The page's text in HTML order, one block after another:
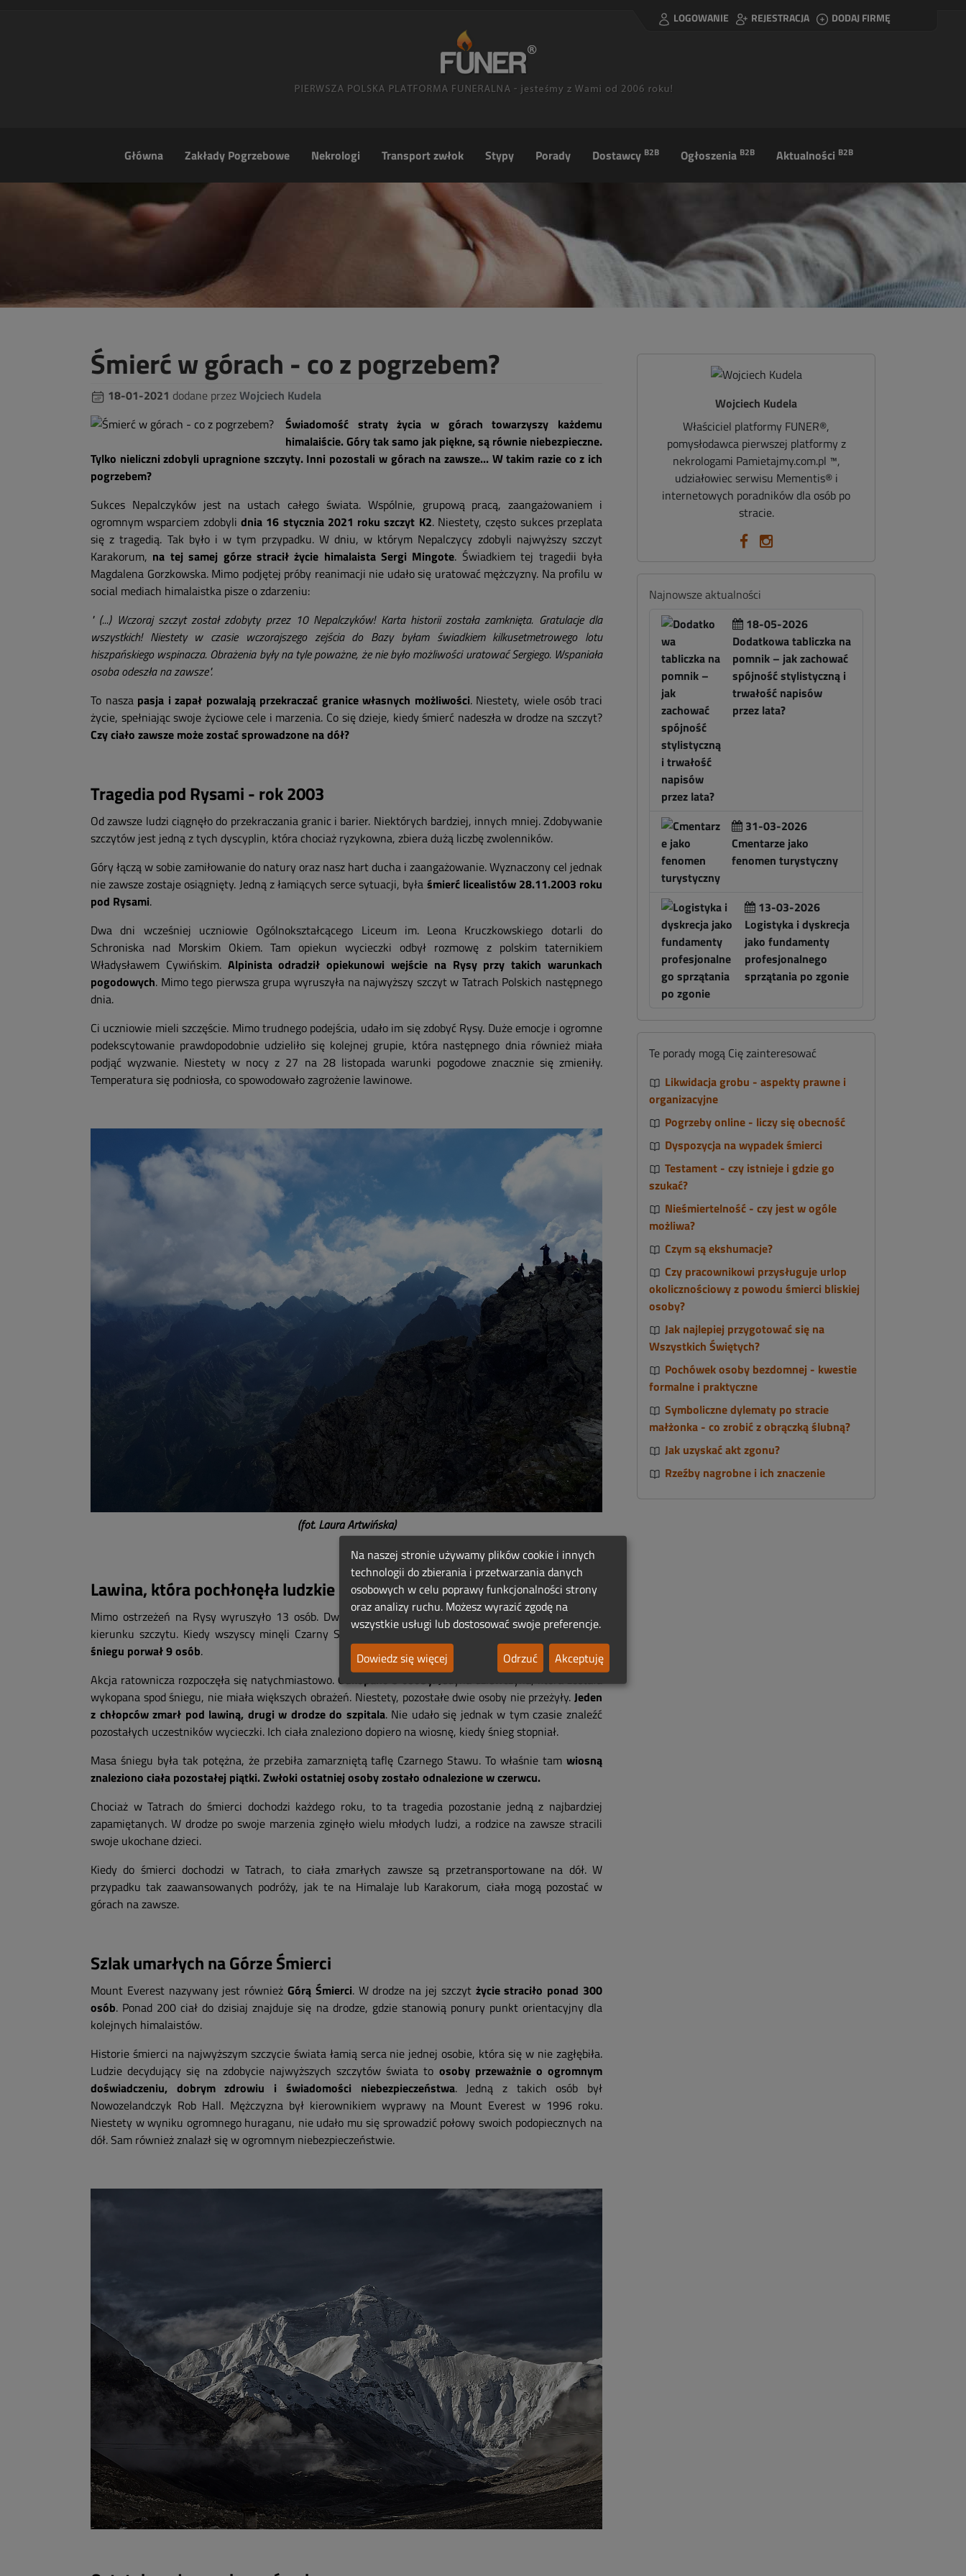
LOGOWANIE REJESTRACJA DODAJ FIRMĘ
Główna Zakłady Pogrzebowe Nekrologi Transport zwłok Stypy Porady Dostawcy B2B Ogłoszenia B2B Aktualności B2B
Śmierć w górach - co z pogrzebem?
18-01-2021 dodane przezWojciech Kudela
Świadomość straty życia w górach towarzyszy każdemu
himalaiście. Góry tak samo jak piękne, są równie niebezpieczne.
Tylko nieliczni zdobyli upragnione szczyty. Inni pozostali w górach na zawsze... W takim razie co z ich
pogrzebem?
Sukces Nepalczyków jest na ustach całego świata. Wspólnie, grupową pracą, zaangażowaniem i
ogromnym wsparciem zdobyli dnia 16 stycznia 2021 roku szczyt K2. Niestety, często sukces przeplata
się z tragedią. Tak było i w tym przypadku. W dniu, w którym Nepalczycy zdobyli najwyższy szczyt
Karakorum, na tej samej górze stracił życie himalaista Sergi Mingote. Świadkiem tej tragedii była
Magdalena Gorzkowska. Mimo podjętej próby reanimacji nie udało się uratować mężczyzny. Na profilu w
social mediach himalaistka pisze o zdarzeniu:
" (...) Wczoraj szczyt został zdobyty przez 10 Nepalczyków! Karta historii została zamknięta. Gratulacje dla
wszystkich! Niestety w czasie wczorajszego zejścia do Bazy byłam świadkiem kilkusetmetrowego lotu
hiszpańskiego wspinacza. Obrażenia były na tyle poważne, że nie było możliwości uratować Sergiego. Wspaniała
osoba odeszła na zawsze".
To nasza pasja i zapał pozwalają przekraczać granice własnych możliwości. Niestety, wiele osób traci
życie, spełniając swoje życiowe cele i marzenia. Co się dzieje, kiedy śmierć nadeszła w drodze na szczyt?
Czy ciało zawsze może zostać sprowadzone na dół?
Tragedia pod Rysami - rok 2003
Od zawsze ludzi ciągnęło do przekraczania granic i barier. Niektórych bardziej, innych mniej. Zdobywanie
szczytów jest jedną z tych dyscyplin, która chociaż ryzykowna, zbiera dużą liczbę zwolenników.
Góry łączą w sobie zamiłowanie do natury oraz nasz hart ducha i zaangażowanie. Wyznaczony cel jednak
nie zawsze zostaje osiągnięty. Jedną z łamiących serce sytuacji, była śmierć licealistów 28.11.2003 roku
pod Rysami.
Dwa dni wcześniej uczniowie Ogólnokształcącego Liceum im. Leona Kruczkowskiego dotarli do
Schroniska nad Morskim Okiem. Tam opiekun wycieczki odbył rozmowę z polskim taternikiem
Władysławem Cywińskim. Alpinista odradził opiekunowi wejście na Rysy przy takich warunkach
pogodowych. Mimo tego pierwsza grupa wyruszyła na najwyższy szczyt w Tatrach Polskich następnego
dnia.
Ci uczniowie mieli szczęście. Mimo trudnego podejścia, udało im się zdobyć Rysy. Duże emocje i ogromne
podekscytowanie prawdopodobnie udzieliło się kolejnej grupie, która następnego dnia również miała
podjąć wyzwanie. Niestety w nocy z 27 na 28 listopada warunki pogodowe znacznie się zmieniły.
Temperatura się podniosła, co spowodowało zagrożenie lawinowe.
(fot. Laura Artwińska)
Lawina, która pochłonęła ludzkie istnienia
Mimo ostrzeżeń na Rysy wyruszyło 13 osób. Dwanaście nastolatków i jeden nauczyciel zmierzało w
kierunku szczytu. Kiedy wszyscy minęli Czarny Staw, ze zboczy wyłoniła się potężna lawina.Ogrom
śniegu porwał 9 osób.
Akcja ratownicza rozpoczęła się natychmiastowo. Odkopano 3 osoby. Jedyna dziewczyna, która została
wykopana spod śniegu, nie miała większych obrażeń. Niestety, pozostałe dwie osoby nie przeżyły. Jeden
z chłopców zmarł pod lawiną, drugi w drodze do szpitala. Nie udało się jednak w tym czasie znaleźć
pozostałych uczestników wycieczki. Ich ciała znaleziono dopiero na wiosnę, kiedy śnieg stopniał.
Masa śniegu była tak potężna, że przebiła zamarzniętą taflę Czarnego Stawu. To właśnie tam wiosną
znaleziono ciała pozostałej piątki. Zwłoki ostatniej osoby zostało odnalezione w czerwcu.
Chociaż w Tatrach do śmierci dochodzi każdego roku, to ta tragedia pozostanie jedną z najbardziej
zapamiętanych. W drodze po swoje marzenia zginęło wielu młodych ludzi, a rodzice na zawsze stracili
swoje ukochane dzieci.
Kiedy do śmierci dochodzi w Tatrach, to ciała zmarłych zawsze są przetransportowane na dół. W
przypadku tak zaawansowanych podróży, jak te na Himalaje lub Karakorum, ciała mogą pozostać w
górach na zawsze.
Szlak umarłych na Górze Śmierci
Mount Everest nazywany jest również Górą Śmierci. W drodze na jej szczyt życie straciło ponad 300
osób. Ponad 200 ciał do dzisiaj znajduje się na drodze, gdzie stanowią ponury punkt orientacyjny dla
kolejnych himalaistów.
Historie śmierci na najwyższym szczycie świata łamią serca nie jednej osobie, która się w nie zagłębiła.
Ludzie decydujący się na zdobycie najwyższych szczytów świata to osoby przeważnie o ogromnym
doświadczeniu, dobrym zdrowiu i świadomości niebezpieczeństwa. Jedną z takich osób był
Nowozelandczyk Rob Hall. Mężczyzna był kierownikiem wyprawy na Mount Everest w 1996 roku.
Niestety w wyniku ogromnego huraganu, nie udało mu się sprowadzić połowy swoich podopiecznych na
dół. Sam również znalazł się w ogromnym niebezpieczeństwie.
Wojciech Kudela
Właściciel platformy FUNER®,
pomysłodawca pierwszej platformy z
nekrologami Pamietajmy.com.pl ™,
udziałowiec serwisu Mementis® i
internetowych poradników dla osób po
stracie.
Najnowsze aktualności
18-05-2026
Dodatkowa tabliczka na
pomnik – jak zachować
spójność stylistyczną i
trwałość napisów
przez lata?
31-03-2026
Cmentarze jako
fenomen turystyczny
13-03-2026
Logistyka i dyskrecja
jako fundamenty
profesjonalnego
sprzątania po zgonie
Te porady mogą Cię zainteresować
Likwidacja grobu - aspekty prawne i
organizacyjne
Pogrzeby online - liczy się obecność
Dyspozycja na wypadek śmierci
Testament - czy istnieje i gdzie go
szukać?
Nieśmiertelność - czy jest w ogóle
możliwa?
Czym są ekshumacje?
Czy pracownikowi przysługuje urlop
okolicznościowy z powodu śmierci bliskiej
osoby?
Jak najlepiej przygotować się na
Wszystkich Świętych?
Pochówek osoby bezdomnej - kwestie
formalne i praktyczne
Symboliczne dylematy po stracie
małżonka - co zrobić z obrączką ślubną?
Jak uzyskać akt zgonu?
Rzeźby nagrobne i ich znaczenie
Na naszej stronie używamy plików cookie i innych
technologii do zbierania i przetwarzania danych
osobowych w celu poprawy funkcjonalności strony
oraz analizy ruchu. Możesz wyrazić zgodę na
wszystkie usługi lub dostosować swoje preferencje.
Dowiedz się więcej
Odrzuć Akceptuję